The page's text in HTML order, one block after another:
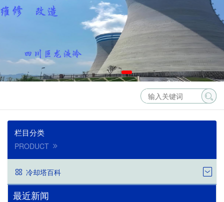
栏目分类
PRODUCT
冷却塔百科
最近新闻